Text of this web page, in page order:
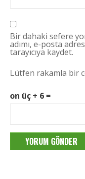
Bir dahaki sefere
adımı, e-posta
tarayıcıya kaydet.
Lütfen rakamla bir
on üç + 6 =